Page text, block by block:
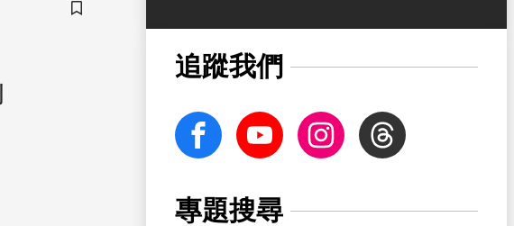
儲存書籤
追蹤我們
facebook Youtube InstagramThreads
專題搜尋